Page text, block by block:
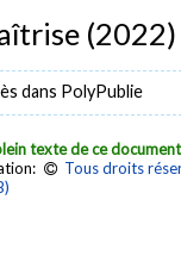
(2022)
dans PolyPublie
texte de ce document
Tous droits